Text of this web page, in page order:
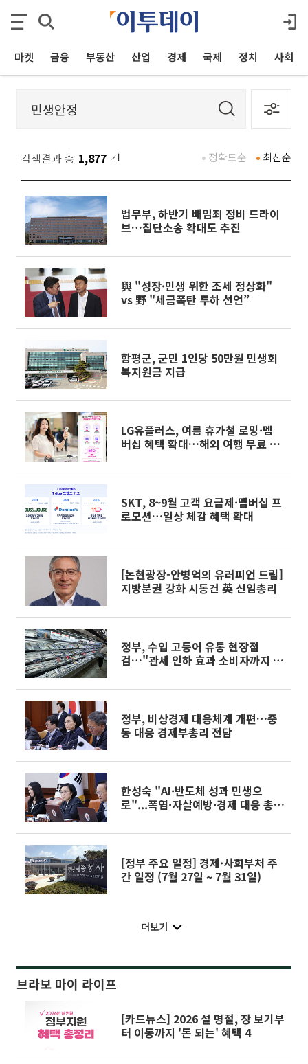
마켓 금융 부동산 산업 경제 국제 정치 사회
검색결과 총 1,877 건 최신순
정확도순
법무부, 하반기 배임죄 정비 드라이
브…집단소송 확대도 추진
與 "성장·민생 위한 조세 정상화"
vs 野 "세금폭탄 투하 선언”
함평군, 군민 1인당 50만원 민생회
복지원금 지급
LG유플러스, 여름 휴가철 로밍·멤
버십 혜택 확대…해외 여행 무료 통
SKT, 8~9월 고객 요금제·멤버십 프
로모션…일상 체감 혜택 확대
[논현광장-안병억의 유러피언 드림]
지방분권 강화 시동건 英 신임총리
정부, 수입 고등어 유통 현장점
검…"관세 인하 효과 소비자까지 전
정부, 비상경제 대응체계 개편…중
동 대응 경제부총리 전담
한성숙 "AI·반도체 성과 민생으
로"...폭염·자살예방·경제 대응 총
[정부 주요 일정] 경제·사회부처 주
간 일정 (7월 27일 ~ 7월 31일)
더보기
브라보 마이 라이프
[카드뉴스] 2026 설 명절, 장 보기부
터 이동까지 '돈 되는' 혜택 4